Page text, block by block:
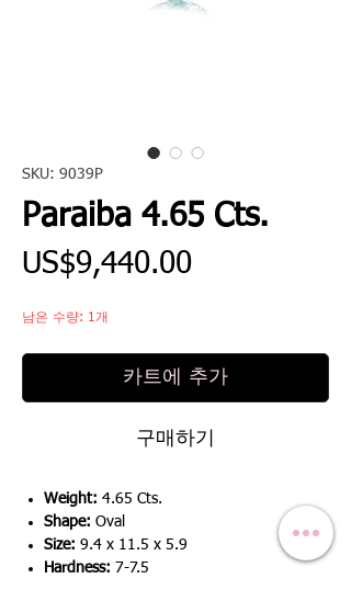
SKU: 9039P
Paraiba 4.65 Cts.
US$9,440.00가
남은 수량: 1개
카트에 추가
구매하기
Weight: 4.65 Cts.
Shape: Oval
Size: 9.4 x 11.5 x 5.9
Hardness: 7-7.5